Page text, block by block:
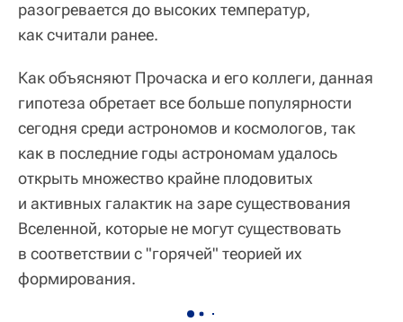
разогревается до высоких температур,
как считали ранее.
Как объясняют Прочаска и его коллеги, данная
гипотеза обретает все больше популярности
сегодня среди астрономов и космологов, так
как в последние годы астрономам удалось
открыть множество крайне плодовитых
и активных галактик на заре существования
Вселенной, которые не могут существовать
в соответствии с "горячей" теорией их
формирования.